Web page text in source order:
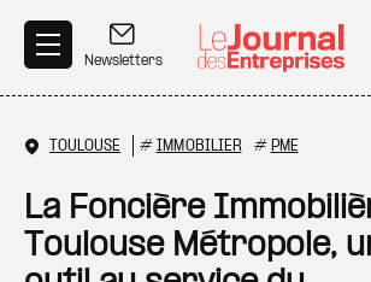
Newsletters
TOULOUSE # IMMOBILIER # PME
La Foncière
Toulouse Métropole,